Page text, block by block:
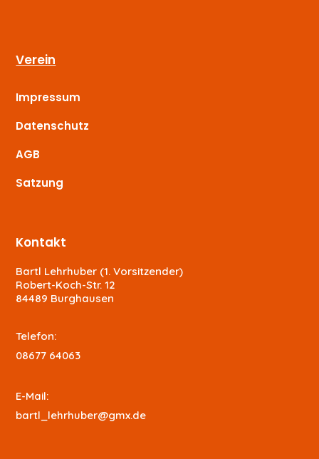
Verein
Impressum
Datenschutz
AGB
Satzung
Kontakt
Bartl Lehrhuber (1. Vorsitzender)
Robert-Koch-Str. 12
84489 Burghausen
Telefon:
08677 64063
E-Mail:
bartl_lehrhuber@gmx.de